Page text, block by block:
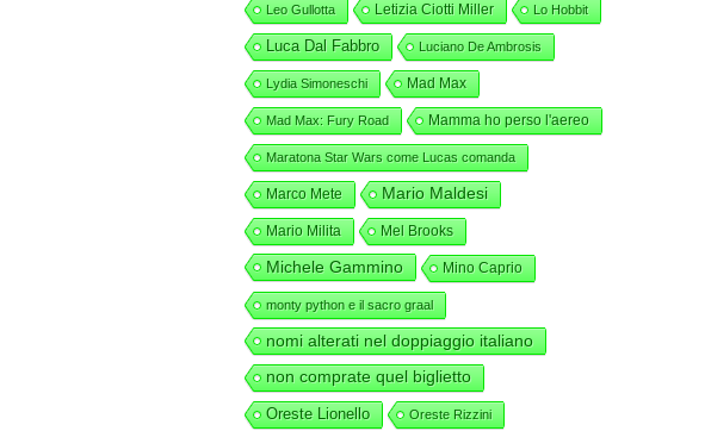
Leo Gullotta Letizia Ciotti Miller Lo Hobbit
Luca Dal Fabbro Luciano De Ambrosis
Lydia Simoneschi Mad Max
Mad Max: Fury Road Mamma ho perso l'aereo
Maratona Star Wars come Lucas comanda
Marco Mete Mario Maldesi
Mario Milita Mel Brooks
Michele Gammino Mino Caprio
monty python e il sacro graal
nomi alterati nel doppiaggio italiano
non comprate quel biglietto
Oreste Lionello Oreste Rizzini